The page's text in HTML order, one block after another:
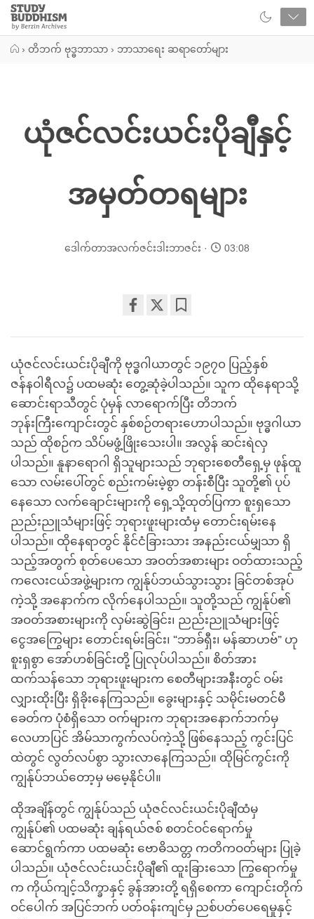
Close
Study
Buddhism
Home
› တိဘက် ဗုဒ္ဓဘာသာ › ဘာသာရေး ဆရာတော်များ
ယုံဇင်လင်းယင်းပိုချီနှင့်
အမှတ်တရများ
ဒေါက်တာအလက်ဇင်းဒါးဘာဇင်း 03:08
on
facebook
ယုံဇင်လင်းယင်းပိုချီကို ဗုဒ္ဓဂါယာတွင် ၁၉၇၀ ပြည့်နှစ်
ဇန်နဝါရီလ၌ ပထမဆုံး တွေ့ဆုံခဲ့ပါသည်။ သူက ထိုနေရာသို့
ဆောင်းရာသီတွင် ပုံမှန် လာရောက်ပြီး တိဘက်
ဘုန်းကြီးကျောင်းတွင် နှစ်စဉ်တရားဟောပါသည်။ ဗုဒ္ဓဂါယာ
သည် ထိုစဉ်က သိပ်မဖွံ့ဖြိုးသေးပါ။ အလွန် ဆင်းရဲလှ
ပါသည်။ နူနာရောဂါ ရှိသူများသည် ဘုရားစေတီရှေ့မှ ဖုန်ထူ
သော လမ်းပေါ်တွင် စည်းကမ်းမဲ့စွာ တန်းစီပြီး သူတို့၏ ပုပ်
နေသော လက်ချောင်းများကို ရှေ့သို့ထုတ်ပြကာ စူးရှသော
ညည်းညူသံများဖြင့် ဘုရားဖူးများထံမှ တောင်းရမ်းနေ
ပါသည်။ ထိုနေရာတွင် နိုင်ငံခြားသား အနည်းငယ်မျှသာ ရှိ
သည့်အတွက် စုတ်ပေသော အဝတ်အစားများ ဝတ်ထားသည့်
ကလေးငယ်အဖွဲ့များက ကျွန်ုပ်ဘယ်သွားသွား ခြင်တစ်အုပ်
ကဲ့သို့ အနောက်က လိုက်နေပါသည်။ သူတို့သည် ကျွန်ုပ်၏
အဝတ်အစားများကို လှမ်းဆွဲခြင်း၊ ညည်းညူသံများဖြင့်
ငွေအကြွေများ တောင်းရမ်းခြင်း၊ “ဘာခ်ရှီး၊ မန်ဆာဟဗ်” ဟု
စူးရှစွာ အော်ဟစ်ခြင်းတို့ ပြုလုပ်ပါသည်။ စိတ်အား
ထက်သန်သော ဘုရားဖူးများက စေတီများအနီးတွင် ဝမ်း
လျှားထိုးပြီး ရှိခိုးနေကြသည်။ ခွေးများနှင့် သမိုင်းမတင်မီ
ခေတ်က ပုံစံရှိသော ဝက်များက ဘုရားအနောက်ဘက်မှ
လေဟာပြင် အိမ်သာကွက်လပ်ကဲ့သို့ ဖြစ်နေသည့် ကွင်းပြင်
ထဲတွင် လွတ်လပ်စွာ သွားလာနေကြသည်။ ထိုမြင်ကွင်းကို
ကျွန်ုပ်ဘယ်တော့မှ မမေ့နိုင်ပါ။
ထိုအချိန်တွင် ကျွန်ုပ်သည် ယုံဇင်လင်းယင်းပိုချီထံမှ
ကျွန်ုပ်၏ ပထမဆုံး ချန်ရယ်ဇစ် စတင်ဝင်ရောက်မှု
ဆောင်ရွက်ကာ ပထမဆုံး ဗောဓိသတ္တ ကတိကဝတ်များ ပြုခဲ့
ပါသည်။ ယုံဇင်လင်းယင်းပိုချီ၏ ထူးခြားသော ကြွရောက်မှု
က ကိုယ်ကျင့်သိက္ခာနှင့် ခွန်အားတို့ ရရှိစေကာ ကျောင်းတိုက်
ဝင်ပေါက် အပြင်ဘက် ပတ်ဝန်းကျင်မှ ညစ်ပတ်ပေရေမှုနှင့်